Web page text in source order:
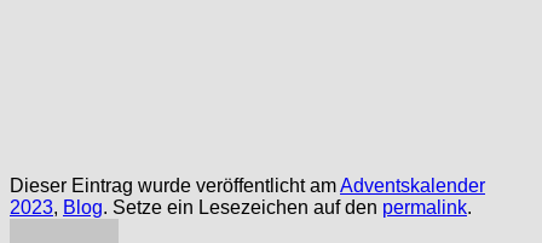
Dieser Eintrag wurde veröffentlicht amAdventskalender
2023, Blog. Setze ein Lesezeichen auf den permalink.